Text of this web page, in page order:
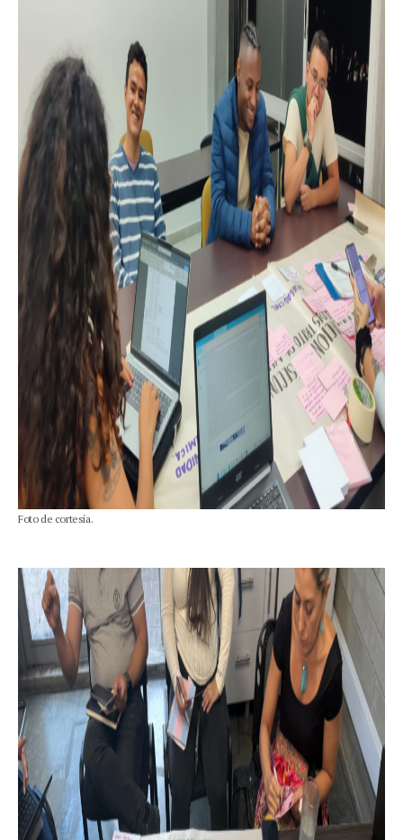
Foto de cortesía.